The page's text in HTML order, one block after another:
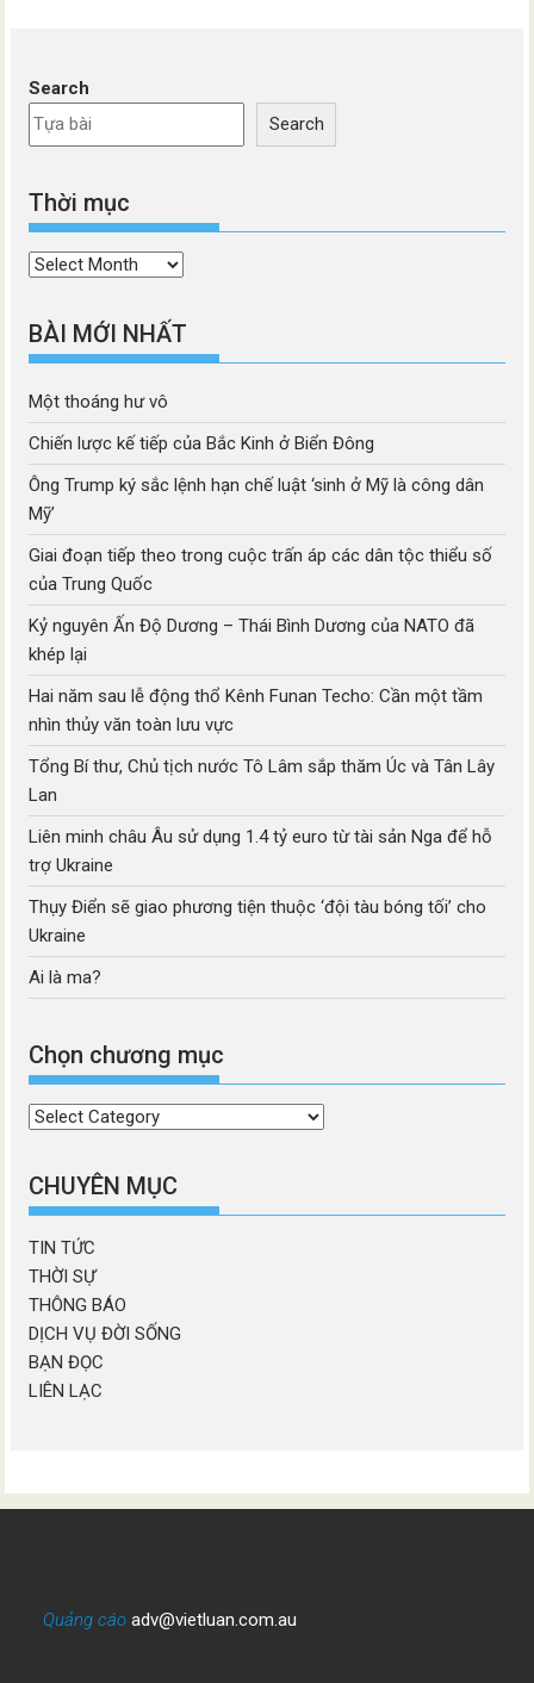
Search
Search
Thời mục
Thời
BÀI MỚI NHẤT
Một thoáng hư vô
Chiến lược kế tiếp của Bắc Kinh ở Biển Đông
Ông Trump ký sắc lệnh hạn chế luật ‘sinh ở Mỹ là công dân
Mỹ’
Giai đoạn tiếp theo trong cuộc trấn áp các dân tộc thiểu số
của Trung Quốc
Kỷ nguyên Ấn Độ Dương – Thái Bình Dương của NATO đã
khép lại
Hai năm sau lễ động thổ Kênh Funan Techo: Cần một tầm
nhìn thủy văn toàn lưu vực
Tổng Bí thư, Chủ tịch nước Tô Lâm sắp thăm Úc và Tân Lây
Lan
Liên minh châu Âu sử dụng 1.4 tỷ euro từ tài sản Nga để hỗ
trợ Ukraine
Thụy Điển sẽ giao phương tiện thuộc ‘đội tàu bóng tối’ cho
Ukraine
Ai là ma?
Chọn chương mục
Chọn
mục
CHUYÊN MỤC
TIN TỨC
THỜI SỰ
THÔNG BÁO
DỊCH VỤ ĐỜI SỐNG
BẠN ĐỌC
LIÊN LẠC
Quảng cáo adv@vietluan.com.au